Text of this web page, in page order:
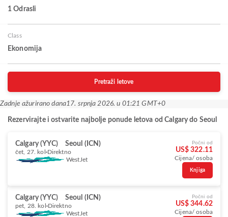
1 Odrasli
Class
Ekonomija
Pretraži letove
Zadnje ažurirano dana17. srpnja 2026. u 01:21 GMT+0
Rezervirajte i ostvarite najbolje ponude letova od Calgary do Seoul
Calgary (YYC) Seoul (ICN)
čet, 27. kol Direktno
WestJet
Počni od
US$ 322.11
Cijena/ osoba
Knjiga
Calgary (YYC) Seoul (ICN)
pet, 28. kol Direktno
WestJet
Počni od
US$ 344.62
Cijena/ osoba